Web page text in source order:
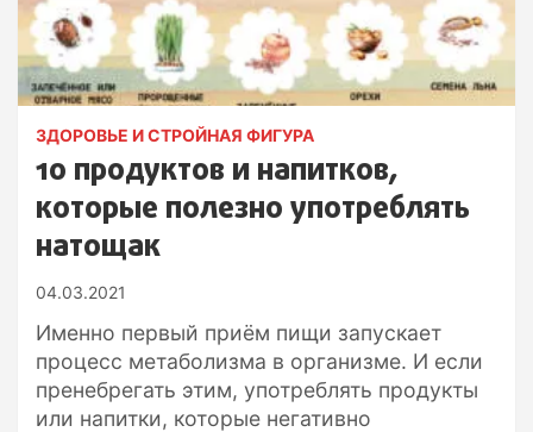
ЗДОРОВЬЕ И СТРОЙНАЯ ФИГУРА
10 продуктов и напитков,
которые полезно употреблять
натощак
04.03.2021
Именно первый приём пищи запускает
процесс метаболизма в организме. И если
пренебрегать этим, употреблять продукты
или напитки, которые негативно